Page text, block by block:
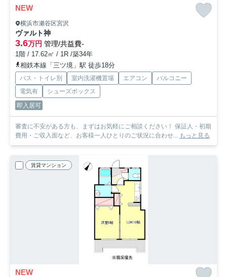
NEW
横浜市瀬谷区宮沢
ヴァルト神
3.6万円 管理/共益費-
1階 / 17.62㎡ / 1R /築34年
相鉄本線「三ツ境」駅 徒歩18分
バス・トイレ別 室内洗濯機置場 エアコン
バルコニー
電気有
シューズボックス
即入居可
審査に不安がある方も、まずはお気軽にご相談ください！ 保証人・初期
費用・ご収入面など、お客様一人ひとりのご状況に合わせ...
もっと見る
賃貸マンション
NEW